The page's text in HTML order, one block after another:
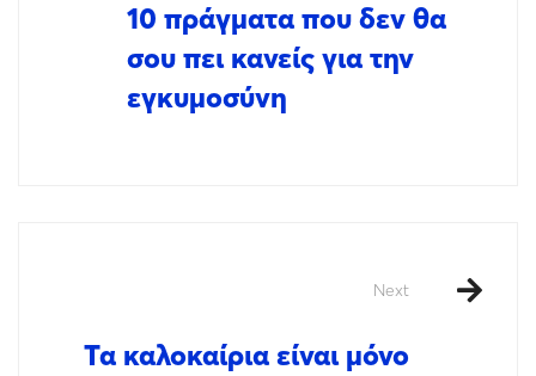
10 πράγματα που δεν θα
σου πει κανείς για την
εγκυμοσύνη
Next
Τα καλοκαίρια είναι μόνο